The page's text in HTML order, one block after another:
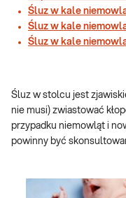
Śluz w kale
Śluz w kale
Śluz w kale
Śluz w stolcu jest
nie musi) zwiastować
przypadku niemowląt i
powinny być